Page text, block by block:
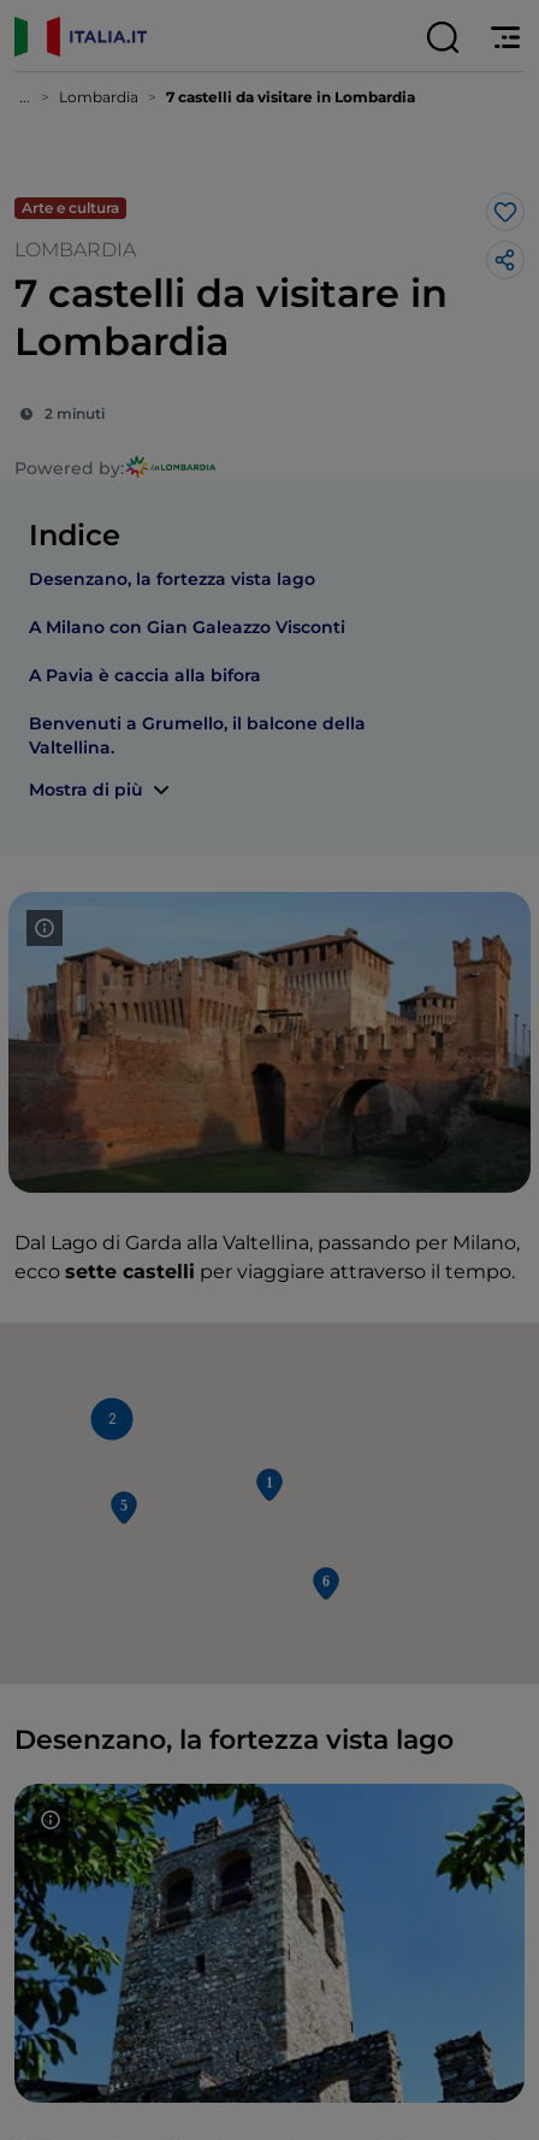
... Lombardia 7 castelli da visitare in Lombardia
Arte e cultura
LOMBARDIA
7 castelli da visitare in
Lombardia
2 minuti
Powered by:
Indice
Desenzano, la fortezza vista lago
A Milano con Gian Galeazzo Visconti
A Pavia è caccia alla bifora
Benvenuti a Grumello, il balcone della
Valtellina.
Mostra di più
Dal Lago di Garda alla Valtellina, passando per Milano,
ecco sette castelli per viaggiare attraverso il tempo.
2
Desenzano, la fortezza vista lago